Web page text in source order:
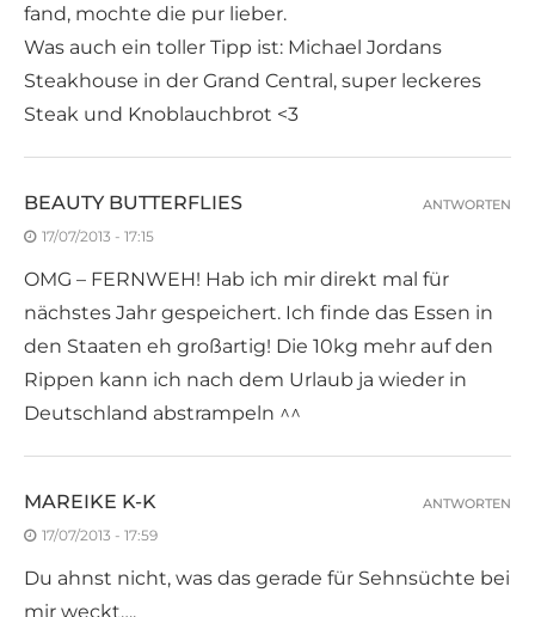
fand, mochte die pur lieber.
Was auch ein toller Tipp ist: Michael Jordans
Steakhouse in der Grand Central, super leckeres
Steak und Knoblauchbrot <3
BEAUTY BUTTERFLIES
17/07/2013 - 17:15
OMG – FERNWEH! Hab ich mir direkt mal für
nächstes Jahr gespeichert. Ich finde das Essen in
den Staaten eh großartig! Die 10kg mehr auf den
Rippen kann ich nach dem Urlaub ja wieder in
Deutschland abstrampeln ^^
ANTWORTEN
MAREIKE K-K
17/07/2013 - 17:59
Du ahnst nicht, was das gerade für Sehnsüchte bei
mir weckt….
ANTWORTEN